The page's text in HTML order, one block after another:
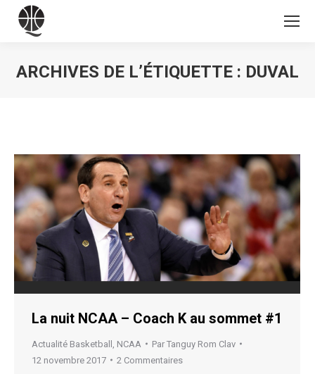
ARCHIVES DE L’ÉTIQUETTE : DUVAL
La nuit NCAA – Coach K au sommet #1
Actualité Basketball NCAA Par Tanguy Rom Clav
12 novembre 2017
2 Commentaires